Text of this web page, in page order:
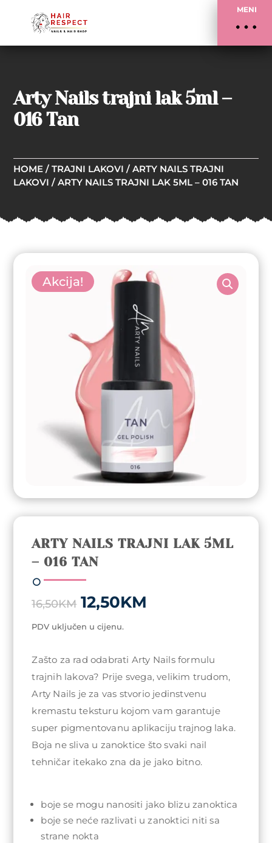
MENI
Arty Nails trajni lak 5ml –
016 Tan
HOME /TRAJNI LAKOVI /ARTY NAILS TRAJNI
LAKOVI / ARTY NAILS TRAJNI LAK 5ML – 016 TAN
Akcija!
ARTY NAILS TRAJNI LAK 5ML
– 016 TAN
16,50KM Original
price
was:
12,50KM
PDV uključen u cijenu.
Zašto za rad odabrati Arty Nails formulu
trajnih lakova? Prije svega, velikim trudom,
Arty Nails je za vas stvorio jedinstvenu
kremastu teksturu kojom vam garantuje
super pigmentovanu aplikaciju trajnog laka.
Boja ne sliva u zanoktice što svaki nail
tehničar itekako zna da je jako bitno.
boje se mogu nanositi jako blizu zanoktica
boje se neće razlivati u zanoktici niti sa
strane nokta